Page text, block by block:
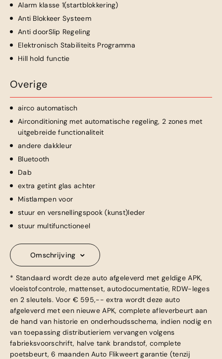
Alarm klasse 1(startblokkering)
Anti Blokkeer Systeem
Anti doorSlip Regeling
Elektronisch Stabiliteits Programma
Hill hold functie
Overige
airco automatisch
Airconditioning met automatische regeling, 2 zones met
uitgebreide functionaliteit
andere dakkleur
Bluetooth
Dab
extra getint glas achter
Mistlampen voor
stuur en versnellingspook (kunst)leder
stuur multifunctioneel
Omschrijving
* Standaard wordt deze auto afgeleverd met geldige APK,
vloeistofcontrole, mattenset, autodocumentatie, RDW-leges
en 2 sleutels. Voor € 595,-- extra wordt deze auto
afgeleverd met een nieuwe APK, complete afleverbeurt aan
de hand van historie en onderhoudsschema, indien nodig en
van toepassing distributieriem vervangen volgens
fabrieksvoorschrift, halve tank brandstof, complete
poetsbeurt, 6 maanden Auto Flikweert garantie (tenzij